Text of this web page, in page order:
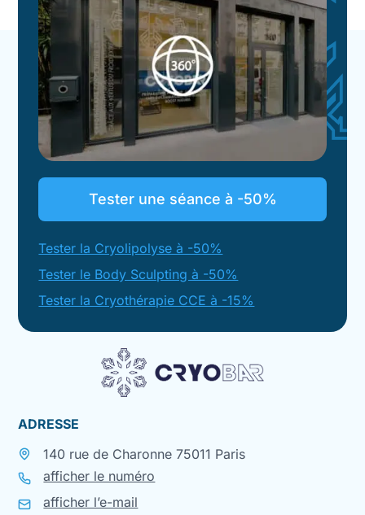
Tester une séance à -50%
Tester la Cryolipolyse à -50%
Tester le Body Sculpting à -50%
Tester la Cryothérapie CCE à -15%
ADRESSE
140 rue de Charonne 75011 Paris
afficher le numéro
afficher l’e-mail